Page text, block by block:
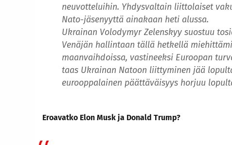
neuvotteluihin. Yhdysvaltain liittolaiset
Nato-jäsenyyttä ainakaan heti alussa.
Ukrainan Volodymyr Zelenskyy suostuu
Venäjän hallintaan tällä hetkellä
maanvaihdoissa, vastineeksi Euroopan
taas Ukrainan Natoon liittyminen jää
eurooppalainen päättäväisyys horjuu
Eroavatko Elon Musk ja Donald Trump?